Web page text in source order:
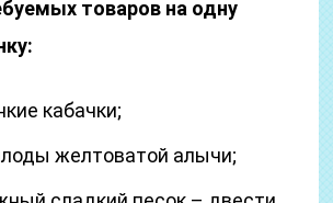
товаров на одну
кабачки;
желтоватой алычи;